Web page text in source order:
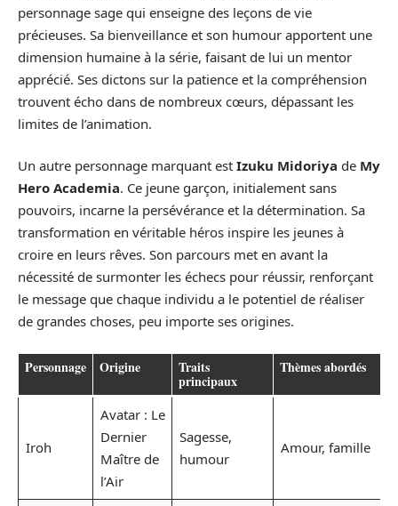
personnage sage qui enseigne des leçons de vie
précieuses. Sa bienveillance et son humour apportent une
dimension humaine à la série, faisant de lui un mentor
apprécié. Ses dictons sur la patience et la compréhension
trouvent écho dans de nombreux cœurs, dépassant les
limites de l’animation.
Un autre personnage marquant est Izuku Midoriya de My
Hero Academia. Ce jeune garçon, initialement sans
pouvoirs, incarne la persévérance et la détermination. Sa
transformation en véritable héros inspire les jeunes à
croire en leurs rêves. Son parcours met en avant la
nécessité de surmonter les échecs pour réussir, renforçant
le message que chaque individu a le potentiel de réaliser
de grandes choses, peu importe ses origines.
Personnage Origine Traits
principaux
Thèmes abordés
Iroh
Avatar : Le
Dernier
Maître de
l’Air
Sagesse,
humour
Amour, famille